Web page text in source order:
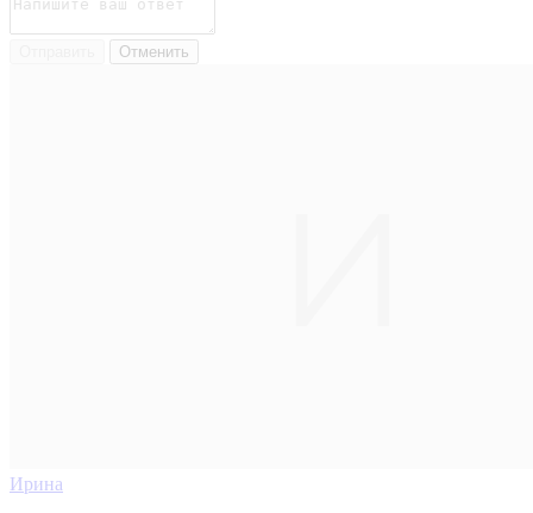
Отменить
Ирина